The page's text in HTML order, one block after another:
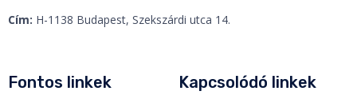
Cím: H-1138 Budapest, Szekszárdi utca 14.
Fontos linkek Kapcsolódó linkek